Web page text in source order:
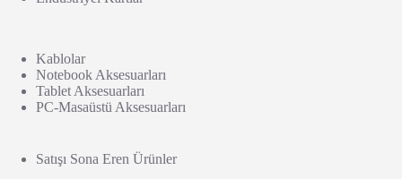
Kablolar
Notebook Aksesuarları
Tablet Aksesuarları
PC-Masaüstü Aksesuarları
Satışı Sona Eren Ürünler